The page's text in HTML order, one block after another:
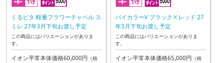
くるピタ 軽量フラワーチャペル ス
ミレ 27年3月下旬お渡し予定
この商品にはバリエーションがありま
す。
イオン平常本体価格60,000円 （税
バイカラーV ブラック×レッド 27
年3月下旬お渡し予定
この商品にはバリエーションがありま
す。
イオン平常本体価格65,000円 （税